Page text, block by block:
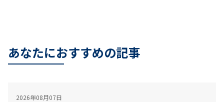
あなたにおすすめの記事
2026年08月07日